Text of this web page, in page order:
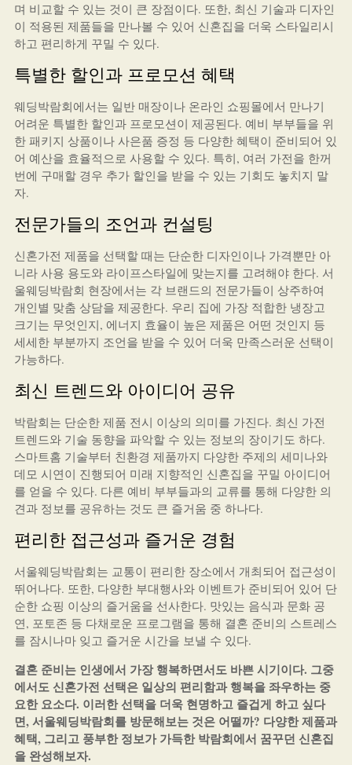
며 비교할 수 있는 것이 큰 장점이다. 또한, 최신 기술과 디자인
이 적용된 제품들을 만나볼 수 있어 신혼집을 더욱 스타일리시
하고 편리하게 꾸밀 수 있다.
특별한 할인과 프로모션 혜택
웨딩박람회에서는 일반 매장이나 온라인 쇼핑몰에서 만나기
어려운 특별한 할인과 프로모션이 제공된다. 예비 부부들을 위
한 패키지 상품이나 사은품 증정 등 다양한 혜택이 준비되어 있
어 예산을 효율적으로 사용할 수 있다. 특히, 여러 가전을 한꺼
번에 구매할 경우 추가 할인을 받을 수 있는 기회도 놓치지 말
자.
전문가들의 조언과 컨설팅
신혼가전 제품을 선택할 때는 단순한 디자인이나 가격뿐만 아
니라 사용 용도와 라이프스타일에 맞는지를 고려해야 한다. 서
울웨딩박람회 현장에서는 각 브랜드의 전문가들이 상주하여
개인별 맞춤 상담을 제공한다. 우리 집에 가장 적합한 냉장고
크기는 무엇인지, 에너지 효율이 높은 제품은 어떤 것인지 등
세세한 부분까지 조언을 받을 수 있어 더욱 만족스러운 선택이
가능하다.
최신 트렌드와 아이디어 공유
박람회는 단순한 제품 전시 이상의 의미를 가진다. 최신 가전
트렌드와 기술 동향을 파악할 수 있는 정보의 장이기도 하다.
스마트홈 기술부터 친환경 제품까지 다양한 주제의 세미나와
데모 시연이 진행되어 미래 지향적인 신혼집을 꾸밀 아이디어
를 얻을 수 있다. 다른 예비 부부들과의 교류를 통해 다양한 의
견과 정보를 공유하는 것도 큰 즐거움 중 하나다.
편리한 접근성과 즐거운 경험
서울웨딩박람회는 교통이 편리한 장소에서 개최되어 접근성이
뛰어나다. 또한, 다양한 부대행사와 이벤트가 준비되어 있어 단
순한 쇼핑 이상의 즐거움을 선사한다. 맛있는 음식과 문화 공
연, 포토존 등 다채로운 프로그램을 통해 결혼 준비의 스트레스
를 잠시나마 잊고 즐거운 시간을 보낼 수 있다.
결혼 준비는 인생에서 가장 행복하면서도 바쁜 시기이다. 그중
에서도 신혼가전 선택은 일상의 편리함과 행복을 좌우하는 중
요한 요소다. 이러한 선택을 더욱 현명하고 즐겁게 하고 싶다
면, 서울웨딩박람회를 방문해보는 것은 어떨까? 다양한 제품과
혜택, 그리고 풍부한 정보가 가득한 박람회에서 꿈꾸던 신혼집
을 완성해보자.